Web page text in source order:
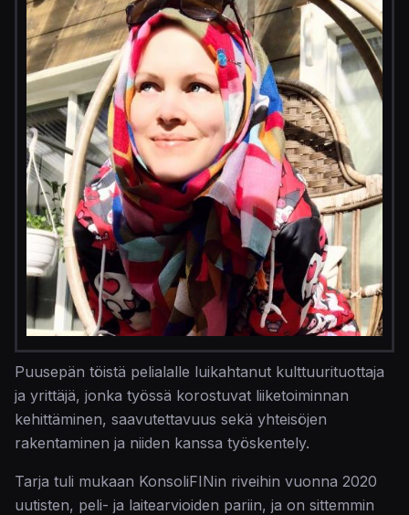
Puusepän töistä pelialalle luikahtanut kulttuurituottaja
ja yrittäjä, jonka työssä korostuvat liiketoiminnan
kehittäminen, saavutettavuus sekä yhteisöjen
rakentaminen ja niiden kanssa työskentely.
Tarja tuli mukaan KonsoliFINin riveihin vuonna 2020
uutisten, peli- ja laitearvioiden pariin, ja on sittemmin